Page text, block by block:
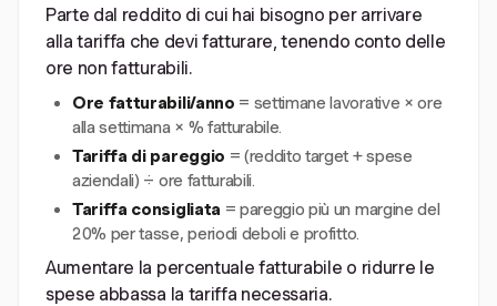
Parte dal reddito di cui hai bisogno per arrivare
alla tariffa che devi fatturare, tenendo conto delle
ore non fatturabili.
Ore fatturabili/anno = settimane lavorative × ore
alla settimana × % fatturabile.
Tariffa di pareggio = (reddito target + spese
aziendali) ÷ ore fatturabili.
Tariffa consigliata = pareggio più un margine del
20% per tasse, periodi deboli e profitto.
Aumentare la percentuale fatturabile o ridurre le
spese abbassa la tariffa necessaria.